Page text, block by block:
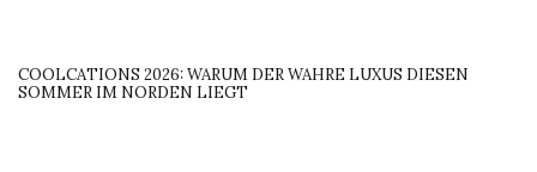
COOLCATIONS 2026: WARUM DER WAHRE LUXUS DIESEN
SOMMER IM NORDEN LIEGT